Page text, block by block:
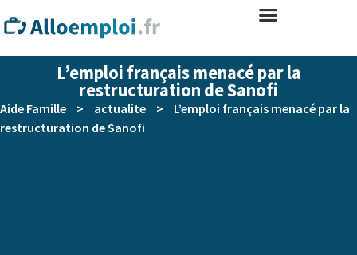
L’emploi français menacé par la
restructuration de Sanofi
Aide Famille > actualite >
L’emploi français menacé par la
restructuration de Sanofi